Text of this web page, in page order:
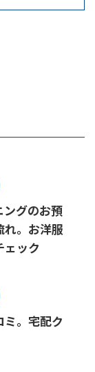
ングのお預
れ。お洋服
ェック
ミ。宅配ク